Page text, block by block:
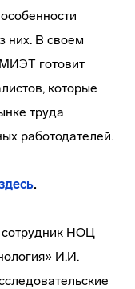
них. В своем
готовит
которые
труда
работодателей.
.
сотрудник НОЦ
И.И.